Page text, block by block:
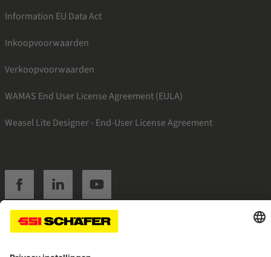
Information EU Data Act
Inkoopvoorwaarden
Verkoopvoorwaarden
WAMAS End User License Agreement (EULA)
Weasel Lite Designer - End-User License Agreement
SSI facebookSSI linkedinSSI youtube